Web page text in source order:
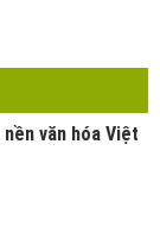
văn hóa Việt